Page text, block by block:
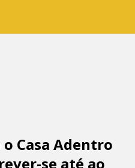
Casa Adentro
se até ao